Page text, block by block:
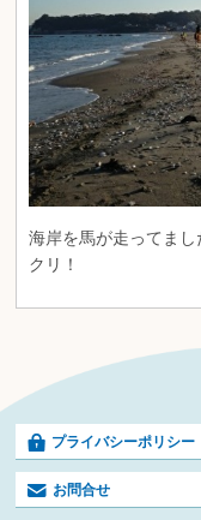
海岸を馬が走ってま
クリ！
プライバシーポリシー
お問合せ